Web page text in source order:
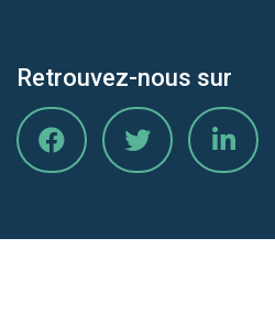
Retrouvez-nous sur